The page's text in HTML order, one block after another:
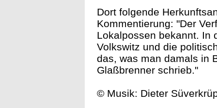
Dort folgende
Kommentierung: "Der
Lokalpossen bekannt. In
Volkswitz und die
das, was man damals in
Glaßbrenner schrieb."
© Musik: Dieter